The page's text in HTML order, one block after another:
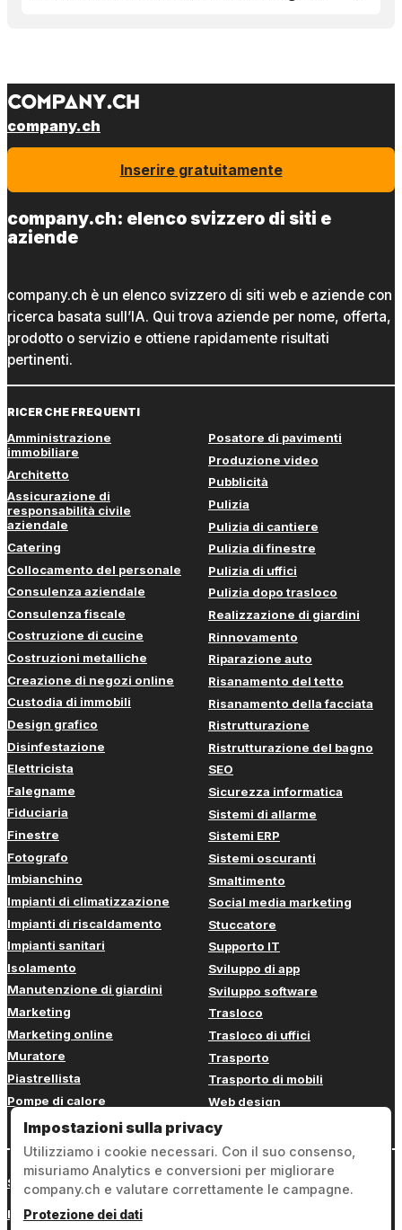
company.ch
Inserire gratuitamente
company.ch: elenco svizzero di siti e
aziende
company.ch è un elenco svizzero di siti web e aziende con
ricerca basata sull’IA. Qui trova aziende per nome, offerta,
prodotto o servizio e ottiene rapidamente risultati
pertinenti.
RICERCHE FREQUENTI
Amministrazione
immobiliare
Architetto
Assicurazione di
responsabilità civile
aziendale
Catering
Collocamento del personale
Consulenza aziendale
Consulenza fiscale
Costruzione di cucine
Costruzioni metalliche
Creazione di negozi online
Custodia di immobili
Design grafico
Disinfestazione
Elettricista
Falegname
Fiduciaria
Finestre
Fotografo
Imbianchino
Impianti di climatizzazione
Impianti di riscaldamento
Impianti sanitari
Isolamento
Manutenzione di giardini
Marketing
Marketing online
Muratore
Piastrellista
Pompe di calore
Posatore di pavimenti
Produzione video
Pubblicità
Pulizia
Pulizia di cantiere
Pulizia di finestre
Pulizia di uffici
Pulizia dopo trasloco
Realizzazione di giardini
Rinnovamento
Riparazione auto
Risanamento del tetto
Risanamento della facciata
Ristrutturazione
Ristrutturazione del bagno
SEO
Sicurezza informatica
Sistemi di allarme
Sistemi ERP
Sistemi oscuranti
Smaltimento
Social media marketing
Stuccatore
Supporto IT
Sviluppo di app
Sviluppo software
Trasloco
Trasloco di uffici
Trasporto
Trasporto di mobili
Web design
Sign in
Note legali
Impostazioni sulla privacy
Utilizziamo i cookie necessari. Con il suo consenso,
misuriamo Analytics e conversioni per migliorare
company.ch e valutare correttamente le campagne.
Protezione dei dati